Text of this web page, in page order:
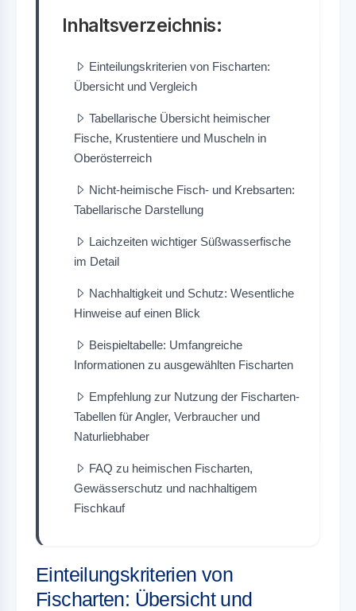
Inhaltsverzeichnis:
Einteilungskriterien von Fischarten:
Übersicht und Vergleich
Tabellarische Übersicht heimischer
Fische, Krustentiere und Muscheln in
Oberösterreich
Nicht-heimische Fisch- und Krebsarten:
Tabellarische Darstellung
Laichzeiten wichtiger Süßwasserfische
im Detail
Nachhaltigkeit und Schutz: Wesentliche
Hinweise auf einen Blick
Beispieltabelle: Umfangreiche
Informationen zu ausgewählten Fischarten
Empfehlung zur Nutzung der Fischarten-
Tabellen für Angler, Verbraucher und
Naturliebhaber
FAQ zu heimischen Fischarten,
Gewässerschutz und nachhaltigem
Fischkauf
Einteilungskriterien von
Fischarten: Übersicht und